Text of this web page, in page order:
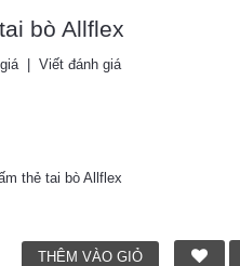
bò Allflex
| Viết đánh giá
thẻ tai bò Allflex